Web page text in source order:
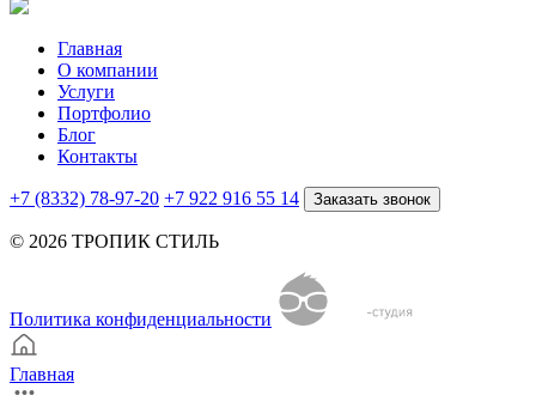
Главная
О компании
Услуги
Портфолио
Блог
Контакты
+7 (8332) 78-97-20 +7 922 916 55 14 Заказать звонок
© 2026 ТРОПИК СТИЛЬ
Политика конфиденциальности
Главная